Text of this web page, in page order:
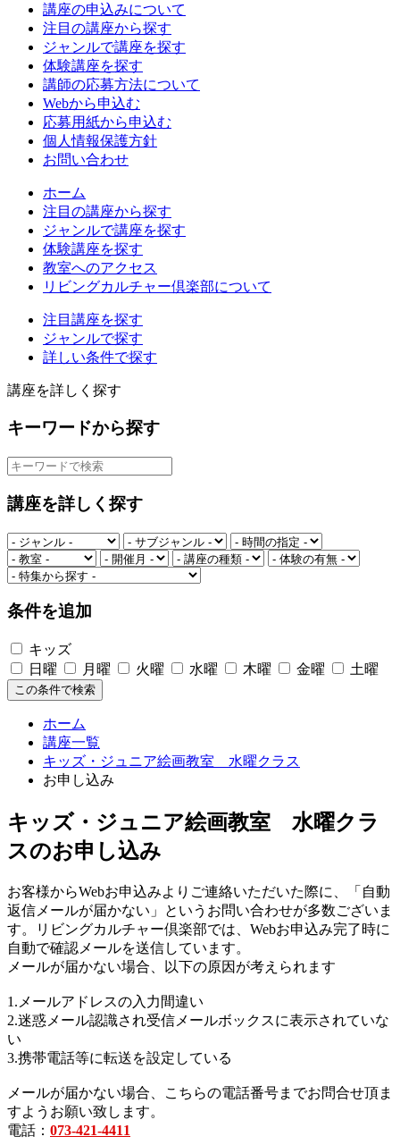
講座の申込みについて
注目の講座から探す
ジャンルで講座を探す
体験講座を探す
講師の応募方法について
Webから申込む
応募用紙から申込む
個人情報保護方針
お問い合わせ
ホーム
注目の講座から探す
ジャンルで講座を探す
体験講座を探す
教室へのアクセス
リビングカルチャー倶楽部について
注目講座を探す
ジャンルで探す
詳しい条件で探す
講座を詳しく探す
キーワードから探す
講座を詳しく探す
条件を追加
キッズ
日曜
月曜 火曜 水曜 木曜 金曜 土曜
この条件で検索
ホーム
講座一覧
キッズ・ジュニア絵画教室 水曜クラス
お申し込み
キッズ・ジュニア絵画教室 水曜クラ
スのお申し込み
お客様からWebお申込みよりご連絡いただいた際に、「自動
返信メールが届かない」というお問い合わせが多数ございま
す。リビングカルチャー倶楽部では、Webお申込み完了時に
自動で確認メールを送信しています。
メールが届かない場合、以下の原因が考えられます
1.メールアドレスの入力間違い
2.迷惑メール認識され受信メールボックスに表示されていな
い
3.携帯電話等に転送を設定している
メールが届かない場合、こちらの電話番号までお問合せ頂ま
すようお願い致します。
電話： 073-421-4411